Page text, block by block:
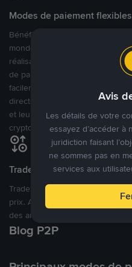
Modes de paiement flexibles
Bénéficiant de la confiance de
monde, Binance P2P fournit
réalisation de trades en
de paiement et plus de 100
facilement acheter, vendre et
directement avec d’autres
et leurs modes de paiement
cryptomonnaies ouverte.
Tradez à des prix
Tradez des cryptos en étant
prix. Achetez ou vendez à
des annonces commerciales
Blog P2P
Avis
Les détails de votre
essayez d’accéder à
juridiction faisant
ne sommes pas en
services aux